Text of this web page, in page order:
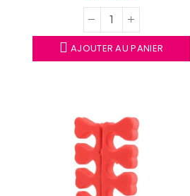
AJOUTER AU PANIER